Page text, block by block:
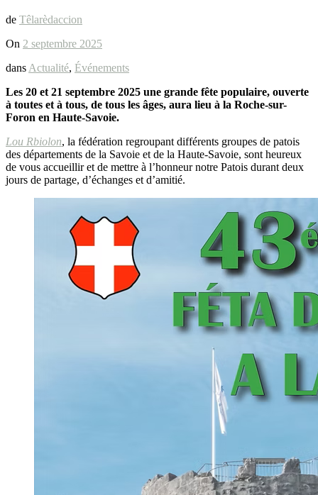
de Têlarèdaccion
On 2 septembre 2025
dans Actualité, Événements
Les 20 et 21 septembre 2025 une grande fête populaire, ouverte
à toutes et à tous, de tous les âges, aura lieu à la Roche-sur-
Foron en Haute-Savoie.
Lou Rbiolon, la fédération regroupant différents groupes de patois
des départements de la Savoie et de la Haute-Savoie, sont heureux
de vous accueillir et de mettre à l’honneur notre Patois durant deux
jours de partage, d’échanges et d’amitié.